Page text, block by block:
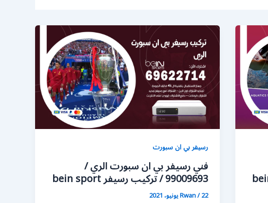
رسيفر بي ان سبورت
فني رسيفر بي ان سبورت الري /
99009693 / تركيب رسيفر bein sport
Rwan/22 يونيو، 2021